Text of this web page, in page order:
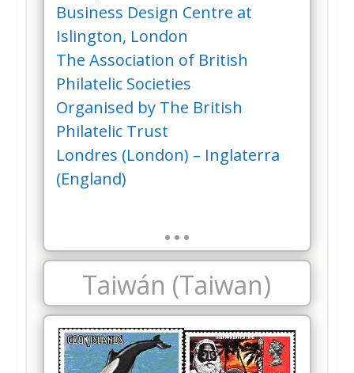
Business Design Centre at
Islington, London
The Association of British
Philatelic Societies
Organised by The British
Philatelic Trust
Londres (London) – Inglaterra
(England)
…
Taiwán (Taiwan)